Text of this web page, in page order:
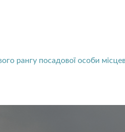
рангу посадової особи